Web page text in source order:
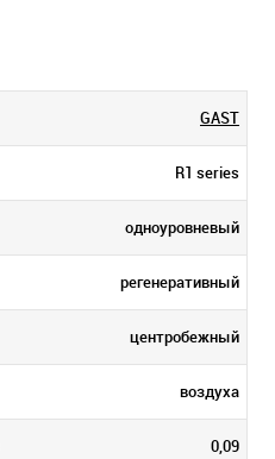
GAST
R1 series
одноуровневый
регенеративный
центробежный
воздуха
0,09